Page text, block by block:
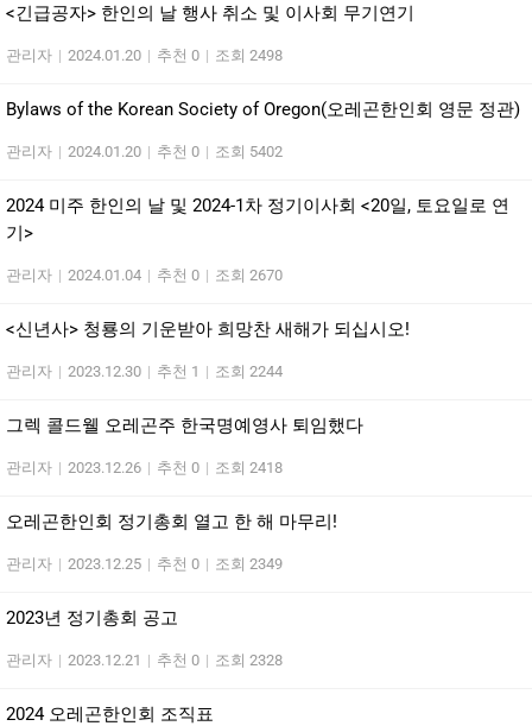
<긴급공자> 한인의 날 행사 취소 및 이사회 무기연기
관리자 | 2024.01.20 | 추천 0 | 조회 2498
Bylaws of the Korean Society of Oregon(오레곤한인회 영문 정관)
관리자 | 2024.01.20 | 추천 0 | 조회 5402
2024 미주 한인의 날 및 2024-1차 정기이사회 <20일, 토요일로 연
기>
관리자 | 2024.01.04 | 추천 0 | 조회 2670
<신년사> 청룡의 기운받아 희망찬 새해가 되십시오!
관리자 | 2023.12.30 | 추천 1 | 조회 2244
그렉 콜드웰 오레곤주 한국명예영사 퇴임했다
관리자 | 2023.12.26 | 추천 0 | 조회 2418
오레곤한인회 정기총회 열고 한 해 마무리!
관리자 | 2023.12.25 | 추천 0 | 조회 2349
2023년 정기총회 공고
관리자 | 2023.12.21 | 추천 0 | 조회 2328
2024 오레곤한인회 조직표